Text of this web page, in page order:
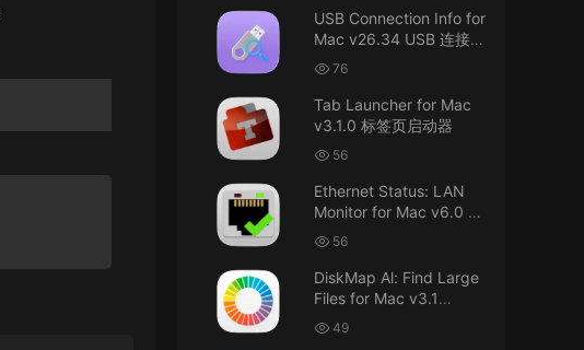
来源：
DaVinci Resolve Studio 21 for Mac
v21.0.3 AIO 达芬奇世界顶级调色软件
Mac长存
接！直接从苹果公司下载。
u8562248263583923 • 2026-07-29
黑苹果已死
来源： macOS Golden Gate 27 完整安装包链
接！直接从苹果公司下载。
USB Connection Info for
Mac v26.34 USB 连接信
息 76
Tab Launcher for Mac
v3.1.0 标签页启动器
56
Ethernet Status: LAN
Monitor for Mac v6.0 以
太网状态：LAN 监控
56
DiskMap Al: Find Large
Files for Mac v3.1
DiskMap AL：查找大文
件
49